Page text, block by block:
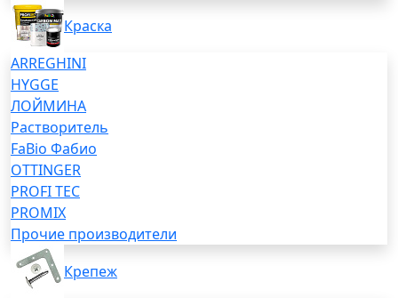
Краска
ARREGHINI
HYGGE
ЛОЙМИНА
Растворитель
FaBio Фабио
OTTINGER
PROFI TEC
PROMIX
Прочие производители
Крепеж